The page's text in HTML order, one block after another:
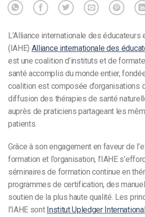
L’Alliance internationale des éducateurs
(IAHE) Alliance internationale des
est une coalition d’instituts et de
santé accomplis du monde entier,
coalition est composée d’organisations
diffusion des thérapies de santé
auprès de praticiens partageant les
patients.
Grâce à son engagement en faveur de
formation et l’organisation, l’IAHE
séminaires de formation continue en
programmes de certification, des
soutien de la plus haute qualité. Les
l’IAHE sont Institut Upledger